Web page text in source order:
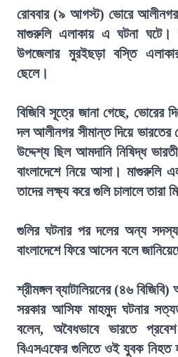
রোববার (৯ আগস্ট) ভোরে আলীনগর
মাগুরুলি এলাকায় এ ঘটনা ঘটে।
উপজেলার মুরইছড়া বস্তি
ছেলে।
বিজিবি সূত্রে জানা গেছে, ভোরের
দল আলীনগর সীমান্ত দিয়ে ভারতের
উদ্দেশ্য ছিল আমদানি নিষিদ্ধ
বাংলাদেশে নিয়ে আসা। মাগুরুলি
তাদের লক্ষ্য করে গুলি চালালে তারা
গুলির ঘটনার পর দলের অন্য
বাংলাদেশে ফিরে আসেন বলে
শ্রীমঙ্গল ব্যাটালিয়নের (৪৬ বিজিবি)
সরকার আসিফ মাহমুদ ঘটনার
বলেন, অবৈধভাবে ভারতে
বিএসএফের গুলিতে ওই যুবক নিহত